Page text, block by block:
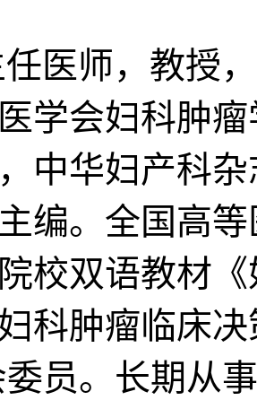
医师，教授
学会妇科肿
中华妇产科
编。全国高
校双语教材
科肿瘤临床
委员。长期从